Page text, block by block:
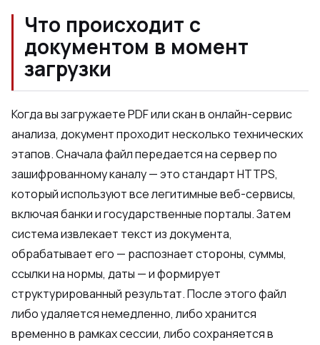
Что происходит с
документом в момент
загрузки
Когда вы загружаете PDF или скан в онлайн-сервис
анализа, документ проходит несколько технических
этапов. Сначала файл передается на сервер по
зашифрованному каналу — это стандарт HTTPS,
который используют все легитимные веб-сервисы,
включая банки и государственные порталы. Затем
система извлекает текст из документа,
обрабатывает его — распознает стороны, суммы,
ссылки на нормы, даты — и формирует
структурированный результат. После этого файл
либо удаляется немедленно, либо хранится
временно в рамках сессии, либо сохраняется в